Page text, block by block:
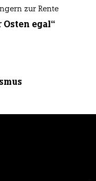
zur Rente
Osten egal“